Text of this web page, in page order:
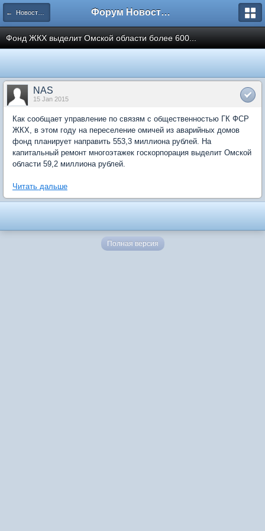
← Новости рынка недвижимости Форум Новостройки
Фонд ЖКХ выделит Омской области более 600...
NAS
15 Jan 2015
Как сообщает управление по связям с общественностью ГК ФСР
ЖКХ, в этом году на переселение омичей из аварийных домов
фонд планирует направить 553,3 миллиона рублей. На
капитальный ремонт многоэтажек госкорпорация выделит Омской
области 59,2 миллиона рублей.
Читать дальше
Полная версия